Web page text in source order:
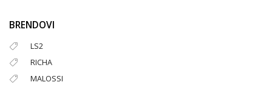
BRENDOVI
LS2
RICHA
MALOSSI